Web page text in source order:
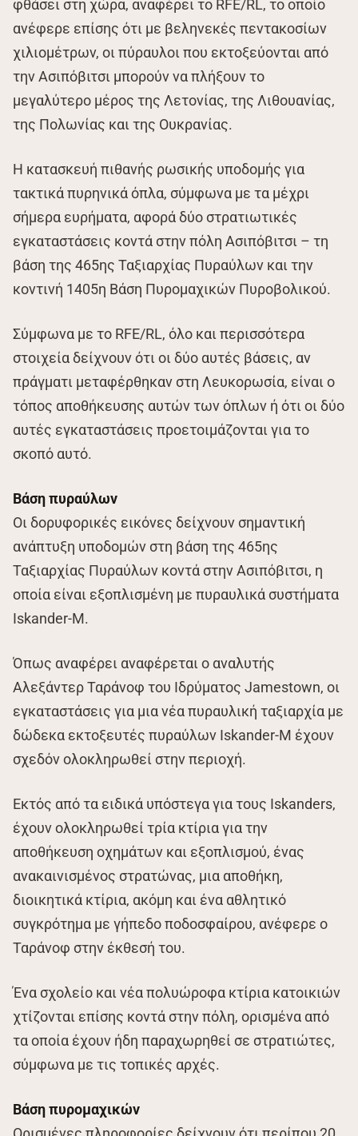
φθάσει στη χώρα, αναφέρει το RFE/RL, το οποίο
ανέφερε επίσης ότι με βεληνεκές πεντακοσίων
χιλιομέτρων, οι πύραυλοι που εκτοξεύονται από
την Ασιπόβιτσι μπορούν να πλήξουν το
μεγαλύτερο μέρος της Λετονίας, της Λιθουανίας,
της Πολωνίας και της Ουκρανίας.
Η κατασκευή πιθανής ρωσικής υποδομής για
τακτικά πυρηνικά όπλα, σύμφωνα με τα μέχρι
σήμερα ευρήματα, αφορά δύο στρατιωτικές
εγκαταστάσεις κοντά στην πόλη Ασιπόβιτσι – τη
βάση της 465ης Ταξιαρχίας Πυραύλων και την
κοντινή 1405η Βάση Πυρομαχικών Πυροβολικού.
Σύμφωνα με το RFE/RL, όλο και περισσότερα
στοιχεία δείχνουν ότι οι δύο αυτές βάσεις, αν
πράγματι μεταφέρθηκαν στη Λευκορωσία, είναι ο
τόπος αποθήκευσης αυτών των όπλων ή ότι οι δύο
αυτές εγκαταστάσεις προετοιμάζονται για το
σκοπό αυτό.
Βάση πυραύλων
Οι δορυφορικές εικόνες δείχνουν σημαντική
ανάπτυξη υποδομών στη βάση της 465ης
Ταξιαρχίας Πυραύλων κοντά στην Ασιπόβιτσι, η
οποία είναι εξοπλισμένη με πυραυλικά συστήματα
Iskander-M.
Όπως αναφέρει αναφέρεται ο αναλυτής
Αλεξάντερ Ταράνοφ του Ιδρύματος Jamestown, οι
εγκαταστάσεις για μια νέα πυραυλική ταξιαρχία με
δώδεκα εκτοξευτές πυραύλων Iskander-M έχουν
σχεδόν ολοκληρωθεί στην περιοχή.
Εκτός από τα ειδικά υπόστεγα για τους Iskanders,
έχουν ολοκληρωθεί τρία κτίρια για την
αποθήκευση οχημάτων και εξοπλισμού, ένας
ανακαινισμένος στρατώνας, μια αποθήκη,
διοικητικά κτίρια, ακόμη και ένα αθλητικό
συγκρότημα με γήπεδο ποδοσφαίρου, ανέφερε ο
Ταράνοφ στην έκθεσή του.
Ένα σχολείο και νέα πολυώροφα κτίρια κατοικιών
χτίζονται επίσης κοντά στην πόλη, ορισμένα από
τα οποία έχουν ήδη παραχωρηθεί σε στρατιώτες,
σύμφωνα με τις τοπικές αρχές.
Βάση πυρομαχικών